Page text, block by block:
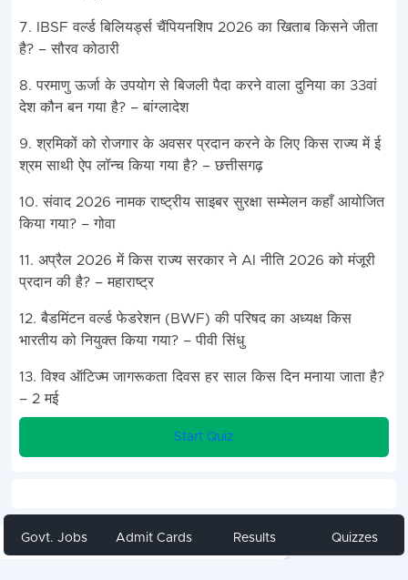
7. IBSF वर्ल्ड बिलियर्ड्स चैंपियनशिप 2026 का खिताब किसने जीता
है? – सौरव कोठारी
8. परमाणु ऊर्जा के उपयोग से बिजली पैदा करने वाला दुनिया का 33वां
देश कौन बन गया है? – बांग्लादेश
9. श्रमिकों को रोजगार के अवसर प्रदान करने के लिए किस राज्य में ई
श्रम साथी ऐप लॉन्च किया गया है? – छत्तीसगढ़
10. संवाद 2026 नामक राष्ट्रीय साइबर सुरक्षा सम्मेलन कहाँ आयोजित
किया गया? – गोवा
11. अप्रैल 2026 में किस राज्य सरकार ने AI नीति 2026 को मंजूरी
प्रदान की है? – महाराष्ट्र
12. बैडमिंटन वर्ल्ड फेडरेशन (BWF) की परिषद का अध्यक्ष किस
भारतीय को नियुक्त किया गया? – पीवी सिंधु
13. विश्व ऑटिज्म जागरूकता दिवस हर साल किस दिन मनाया जाता है?
– 2 मई
Start Quiz
Share
Govt. Jobs Admit Cards Results Quizzes